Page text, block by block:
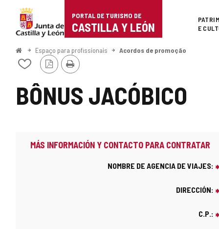
Portal
de
Turismo
Castilla
PORTAL DE TURISMO DE
CASTILLA Y LEÓN
E
ComeçoEspaço para profissionais Acordos de promoção
BÔNUS JACÓBICO
Adicionar
remover
de
meus
Versão
PDF
Imprimir
MÁS INFORMACIÓN Y CONTACTO PARA CONTRATAR
NOMBRE DE AGENCIA DE VIAJES:
DIRECCIÓN:
C.P.: